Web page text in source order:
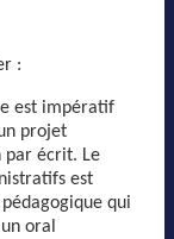
:
est impératif
projet
par écrit. Le
est
qui
oral